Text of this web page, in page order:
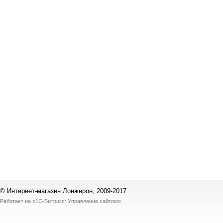
© Интернет-магазин Лонжерон, 2009-2017
Работает на «1С-Битрикс: Управление сайтом»